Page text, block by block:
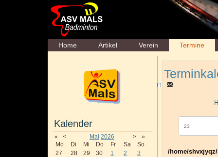
Home Artikel Verein Termine
Kalender
« < Mai 2026 >
»
Mo
Di Mi Do Fr Sa
So
27
28 29 30 1 2
3
/home/